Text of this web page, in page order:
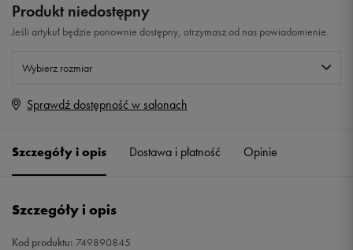
Produkt niedostępny
Jeśli artykuł będzie ponownie dostępny, otrzymasz od nas powiadomienie.
Wybierz rozmiar
Rozmiary EU
Sprawdź dostępność w salonach
Szczegóły i opis Dostawa i płatność Opinie
Szczegóły i opis
Kod produktu: 749890845